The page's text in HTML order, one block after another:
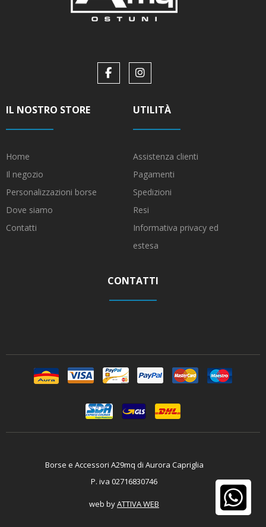
IL NOSTRO STORE
Home
Il negozio
Personalizzazioni borse
Dove siamo
Contatti
UTILITÀ
Assistenza clienti
Pagamenti
Spedizioni
Resi
Informativa privacy ed
estesa
CONTATTI
Borse e Accessori A29mq di Aurora Capriglia
P. iva 02716830746
web byATTIVA WEB